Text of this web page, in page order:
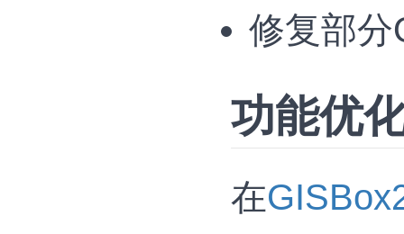
修复部分
功能优
在